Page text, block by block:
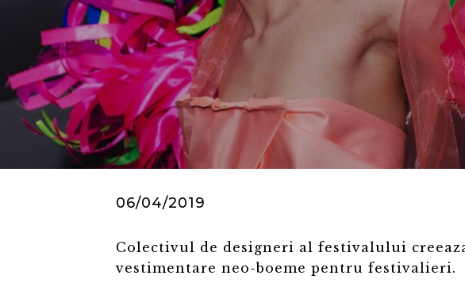
06/04/2019
Colectivul de designeri al festivalului
vestimentare neo-boeme pentru festivalieri.